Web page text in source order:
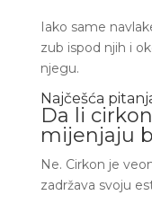
Iako same
zub ispod njih i
njegu.
Najčešća
Da li
mijenjaju
Ne. Cirkon je
zadržava svoju